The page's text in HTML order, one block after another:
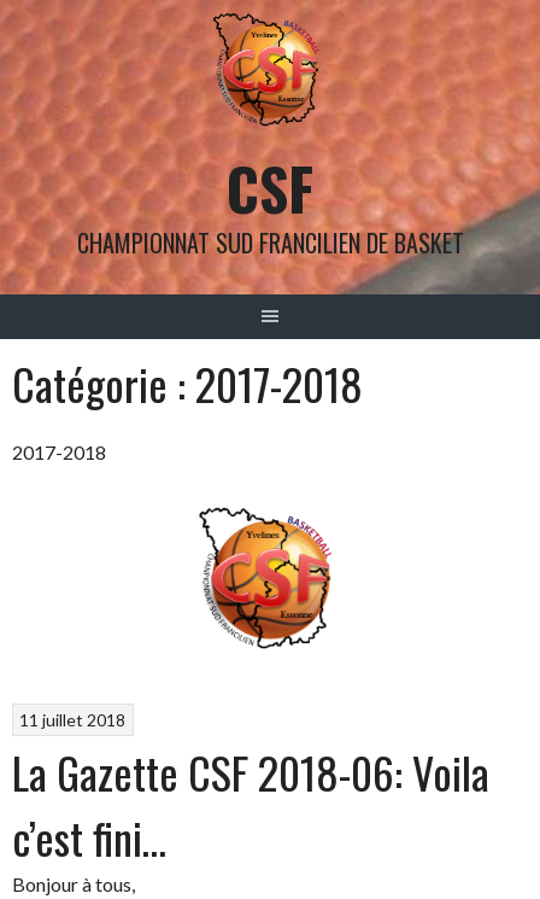
Aller
au
CSF
CHAMPIONNAT SUD FRANCILIEN DE BASKET
Catégorie :2017-2018
2017-2018
11 juillet 2018
La Gazette CSF 2018-06: Voila
c’est fini…
Bonjour à tous,